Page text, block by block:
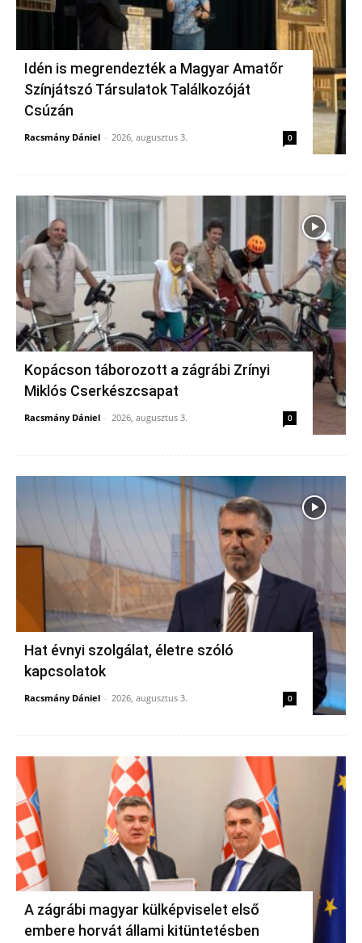
Idén is megrendezték a Magyar Amatőr
Színjátszó Társulatok Találkozóját
Csúzán
Racsmány Dániel - 2026, augusztus 3. 0
Kopácson táborozott a zágrábi Zrínyi
Miklós Cserkészcsapat
Racsmány Dániel - 2026, augusztus 3. 0
Hat évnyi szolgálat, életre szóló
kapcsolatok
Racsmány Dániel - 2026, augusztus 3. 0
A zágrábi magyar külképviselet első
embere horvát állami kitüntetésben